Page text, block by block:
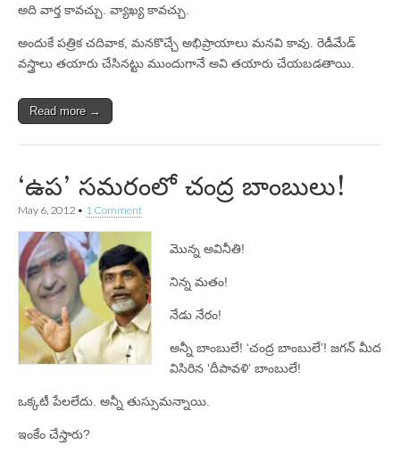
అది వార్త కావచ్చు. వ్యాఖ్య కావచ్చు.
అందుకే పత్రిక చదివాక, మనకొచ్చే అభిప్రాయాలు మనవి కావు. రెడీమేడ్‌
వస్త్రాలు తయారు చేసినట్టు ముందుగానే అవి తయారు చేయబడతాయి.
Read more →
‘ఉప’ సమరంలో చంద్ర బాంబులు!
May 6, 2012 • 1 Comment
మొన్న అవినీతి!
నిన్న మతం!
నేడు నేరం!
అన్నీ బాంబులే! ‘చంద్ర బాంబులే’! జగన్‌ మీద
విసిరిన ‘దీపావళి’ బాంబులే!
ఒక్కటీ పేలలేదు. అన్నీ తుస్సుమన్నాయి.
ఇంకేం చేస్తారు?